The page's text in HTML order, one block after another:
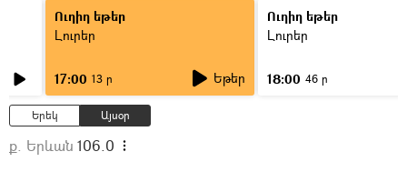
Ուղիղ եթեր
Լուրեր
17:00 13 ր Եթեր
Ուղիղ եթեր
Լուրեր
18:00 46 ր
Երեկ Այսօր
ք. Երևան 106.0